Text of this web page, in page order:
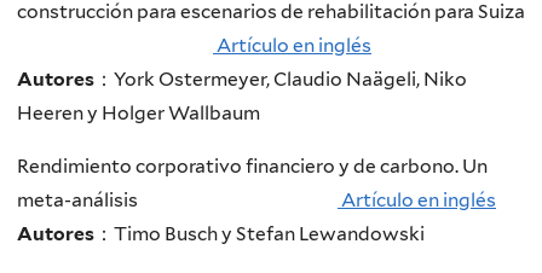
construcción para escenarios de rehabilitación para Suiza
Artículo en inglés
Autores ：York Ostermeyer, Claudio Naägeli, Niko
Heeren y Holger Wallbaum
Rendimiento corporativo financiero y de carbono. Un
meta-análisis
Artículo en inglés
Autores ：Timo Busch y Stefan Lewandowski